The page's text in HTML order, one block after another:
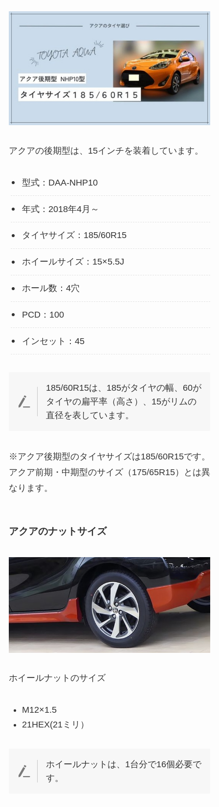
アクアの後期型は、15インチを装着しています。
型式：DAA-NHP10
年式：2018年4月～
タイヤサイズ：185/60R15
ホイールサイズ：15×5.5J
ホール数：4穴
PCD：100
インセット：45
185/60R15は、185がタイヤの幅、60が
タイヤの扁平率（高さ）、15がリムの
直径を表しています。
※アクア後期型のタイヤサイズは185/60R15です。
アクア前期・中期型のサイズ（175/65R15）とは異
なります。
アクアのナットサイズ
ホイールナットのサイズ
M12×1.5
21HEX(21ミリ）
ホイールナットは、1台分で16個必要で
す。